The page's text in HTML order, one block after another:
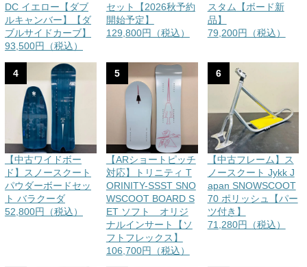
DC イエロー【ダブ
ルキャンバー】【ダ
ブルサイドカーブ】
93,500円（税込）
セット【2026秋予約
開始予定】
129,800円（税込）
スタム【ボード新
品】
79,200円（税込）
4
【中古ワイドボー
ド】スノースクート
パウダーボードセッ
ト バラクーダ
52,800円（税込）
5
【ARショートピッチ
対応】トリニティ T
ORINITY-SSST SNO
WSCOOT BOARD S
ET ソフト オリジ
ナルインサート【ソ
フトフレックス】
106,700円（税込）
6
【中古フレーム】ス
ノースクート Jykk J
apan SNOWSCOOT
70 ポリッシュ【パー
ツ付き】
71,280円（税込）